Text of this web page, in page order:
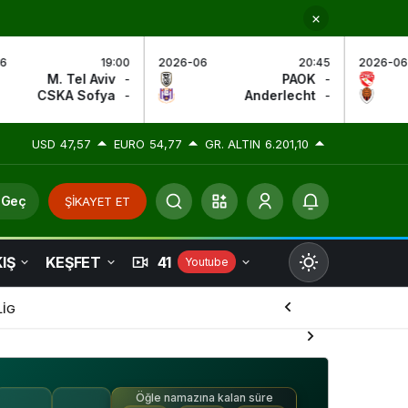
20:45
PAOK
Anderlecht
21:00
Thun
Vikingur R.
USD 47,57 EURO 54,77 GR. ALTIN 6.201,10
ŞİKAYET ET
KEŞFET 41 Youtube
Mod
değiştir
Öğle namazına kalan süre